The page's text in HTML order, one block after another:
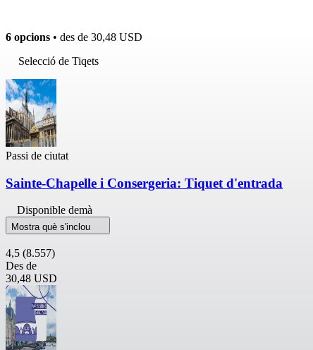
6 opcions • des de 30,48 USD
Selecció de Tiqets
Passi de ciutat
Sainte-Chapelle i Consergeria: Tiquet d'entrada
Disponible demà
Mostra què s'inclou
4,5 (8.557)
Des de
30,48 USD